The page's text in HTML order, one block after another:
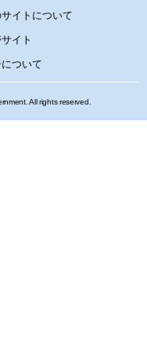
サイトについて
イト
ついて
All rights reserved.